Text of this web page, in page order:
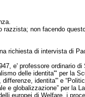
razzista; non facendo
richiesta di intervista di
e' professore ordinario di
delle identita'" per la
identita'” e
e globalizzazione” per la
europei di Welfare, i